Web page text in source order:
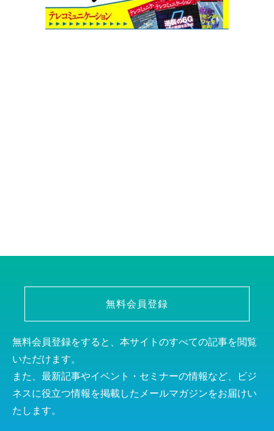
無料会員登録
無料会員登録をすると、本サイトのすべての記事を閲覧
いただけます。
また、最新記事やイベント・セミナーの情報など、ビジ
ネスに役立つ情報を掲載したメールマガジンをお届けい
たします。